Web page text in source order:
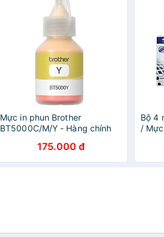
Mực in phun Brother
BT5000C/M/Y - Hàng chính
175.000 đ
Bộ 4
/